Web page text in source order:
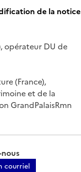
de la notice
opérateur DU de
(France),
et de la
GrandPalaisRmn
courriel